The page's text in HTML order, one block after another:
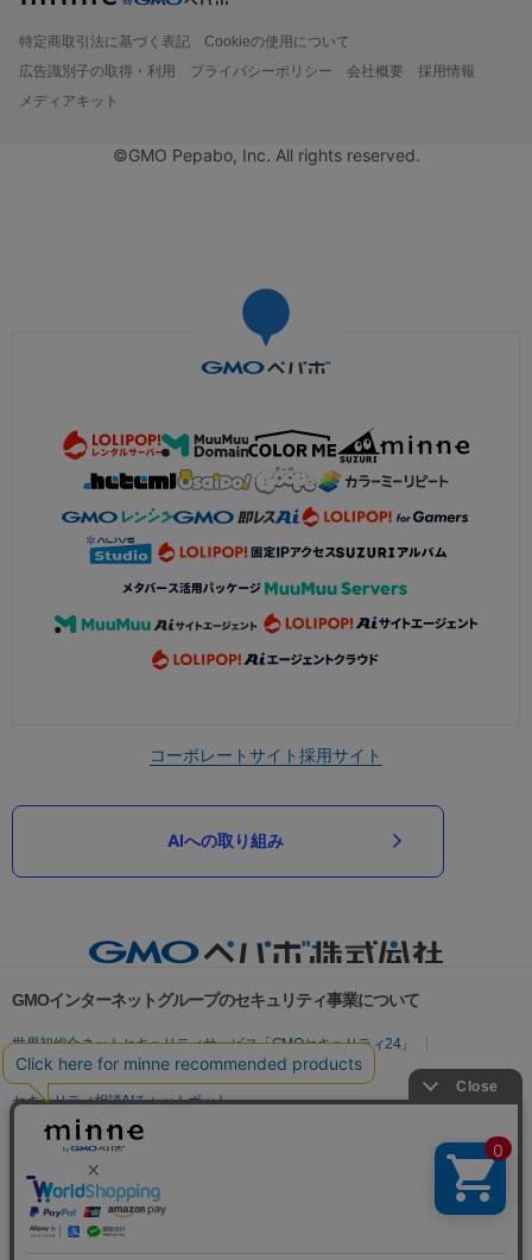
特定商取引法に基づく表記
Cookieの使用について
広告識別子の取得・利用
プライバシーポリシー 会社概要
採用情報
メディアキット
©GMO Pepabo, Inc. All rights reserved.
コーポレートサイト採用サイト
AIへの取り組み
GMOインターネットグループのセキュリティ事業について
世界初総合ネットセキュリティサービス「GMOセキュリティ24」
パスワード漏洩診断
Webサイトリスク診断
セキュリティ相談AIチャットボット
実在証明・盗聴対策
サイバー攻撃対策（GMO Flatt Security）
セキュリティ事業の軌跡